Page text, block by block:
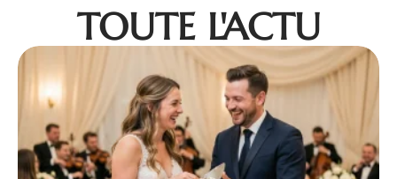
TOUTE L'ACTU